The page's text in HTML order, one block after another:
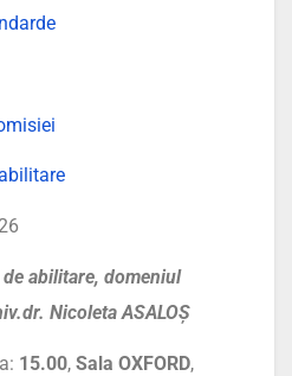
abilitare, domeniul
Nicoleta ASALOȘ
15.00, Sala OXFORD,